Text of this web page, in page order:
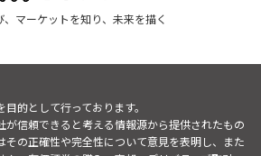
、マーケットを知り、未来を描く
的として行っております。
が信頼できると考える情報源から提供されたもの
その正確性や完全性について意見を表明し、また